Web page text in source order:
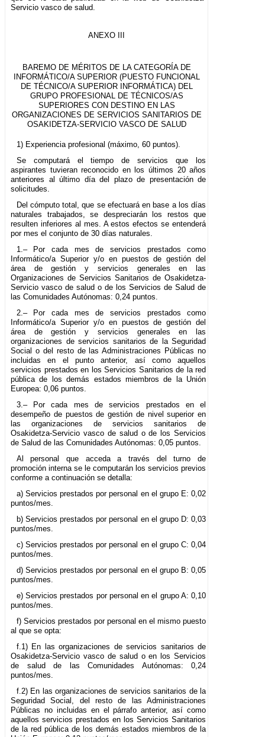
Servicio vasco de salud.
ANEXO III
BAREMO DE MÉRITOS DE LA CATEGORÍA DE
INFORMÁTICO/A SUPERIOR (PUESTO FUNCIONAL
DE TÉCNICO/A SUPERIOR INFORMÁTICA) DEL
GRUPO PROFESIONAL DE TÉCNICOS/AS
SUPERIORES CON DESTINO EN LAS
ORGANIZACIONES DE SERVICIOS SANITARIOS DE
OSAKIDETZA-SERVICIO VASCO DE SALUD
1) Experiencia profesional (máximo, 60 puntos).
Se computará el tiempo de servicios que los
aspirantes tuvieran reconocido en los últimos 20 años
anteriores al último día del plazo de presentación de
solicitudes.
Del cómputo total, que se efectuará en base a los días
naturales trabajados, se despreciarán los restos que
resulten inferiores al mes. A estos efectos se entenderá
por mes el conjunto de 30 días naturales.
1.– Por cada mes de servicios prestados como
Informático/a Superior y/o en puestos de gestión del
área de gestión y servicios generales en las
Organizaciones de Servicios Sanitarios de Osakidetza-
Servicio vasco de salud o de los Servicios de Salud de
las Comunidades Autónomas: 0,24 puntos.
2.– Por cada mes de servicios prestados como
Informático/a Superior y/o en puestos de gestión del
área de gestión y servicios generales en las
organizaciones de servicios sanitarios de la Seguridad
Social o del resto de las Administraciones Públicas no
incluidas en el punto anterior, así como aquellos
servicios prestados en los Servicios Sanitarios de la red
pública de los demás estados miembros de la Unión
Europea: 0,06 puntos.
3.– Por cada mes de servicios prestados en el
desempeño de puestos de gestión de nivel superior en
las organizaciones de servicios sanitarios de
Osakidetza-Servicio vasco de salud o de los Servicios
de Salud de las Comunidades Autónomas: 0,05 puntos.
Al personal que acceda a través del turno de
promoción interna se le computarán los servicios previos
conforme a continuación se detalla:
a) Servicios prestados por personal en el grupo E: 0,02
puntos/mes.
b) Servicios prestados por personal en el grupo D: 0,03
puntos/mes.
c) Servicios prestados por personal en el grupo C: 0,04
puntos/mes.
d) Servicios prestados por personal en el grupo B: 0,05
puntos/mes.
e) Servicios prestados por personal en el grupo A: 0,10
puntos/mes.
f) Servicios prestados por personal en el mismo puesto
al que se opta:
f.1) En las organizaciones de servicios sanitarios de
Osakidetza-Servicio vasco de salud o en los Servicios
de salud de las Comunidades Autónomas: 0,24
puntos/mes.
f.2) En las organizaciones de servicios sanitarios de la
Seguridad Social, del resto de las Administraciones
Públicas no incluidas en el párrafo anterior, así como
aquellos servicios prestados en los Servicios Sanitarios
de la red pública de los demás estados miembros de la